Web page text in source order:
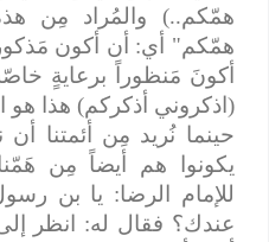
همّكم..) والمُراد مِن
همّكم" أي: أن أكون
أكونَ مَنظوراً برعايةٍ
(اذكروني أذكركم) هذا هو
حينما نُريد مِن أئمتنا
يكونوا هم أيضاً مِن
للإمام الرضا: يا بن
عندك؟ فقال له: انظر